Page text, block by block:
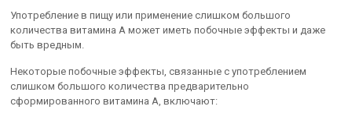
Употребление в пищу или применение слишком большого
количества витамина А может иметь побочные эффекты и даже
быть вредным.
Некоторые побочные эффекты, связанные с употреблением
слишком большого количества предварительно
сформированного витамина А, включают: